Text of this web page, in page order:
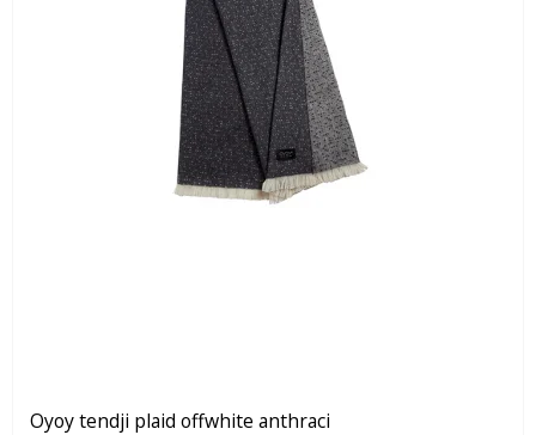
Oyoy tendji plaid offwhite anthraci